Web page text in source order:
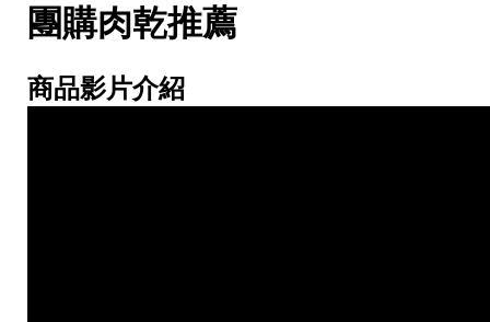
團購肉乾推薦
商品影片介紹